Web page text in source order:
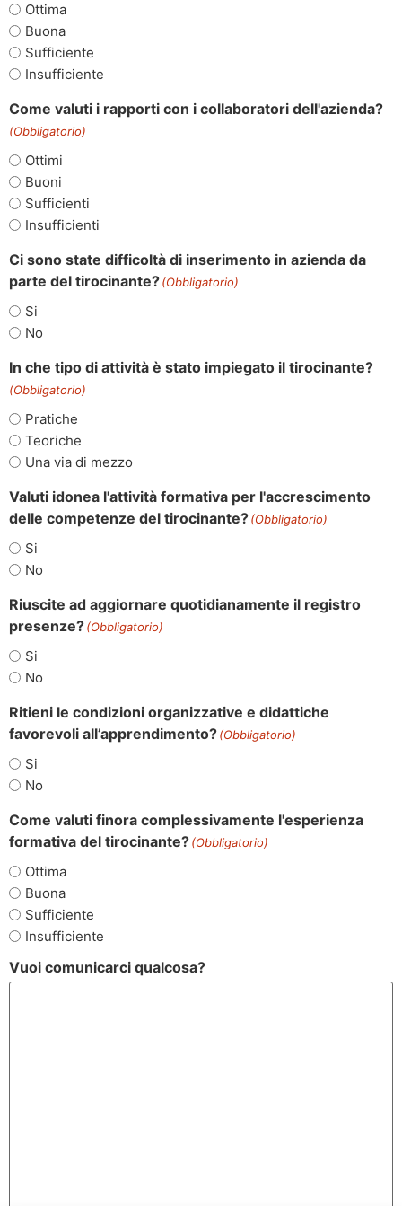
Ottima
Buona
Sufficiente
Insufficiente
Come valuti i rapporti con i collaboratori dell'azienda?
(Obbligatorio)
Ottimi
Buoni
Sufficienti
Insufficienti
Ci sono state difficoltà di inserimento in azienda da
parte del tirocinante?(Obbligatorio)
Si
No
In che tipo di attività è stato impiegato il tirocinante?
(Obbligatorio)
Pratiche
Teoriche
Una via di mezzo
Valuti idonea l'attività formativa per l'accrescimento
delle competenze del tirocinante?(Obbligatorio)
Si
No
Riuscite ad aggiornare quotidianamente il registro
presenze?(Obbligatorio)
Si
No
Ritieni le condizioni organizzative e didattiche
favorevoli all’apprendimento?(Obbligatorio)
Si
No
Come valuti finora complessivamente l'esperienza
formativa del tirocinante?(Obbligatorio)
Ottima
Buona
Sufficiente
Insufficiente
Vuoi comunicarci qualcosa?